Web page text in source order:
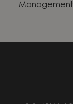
Management